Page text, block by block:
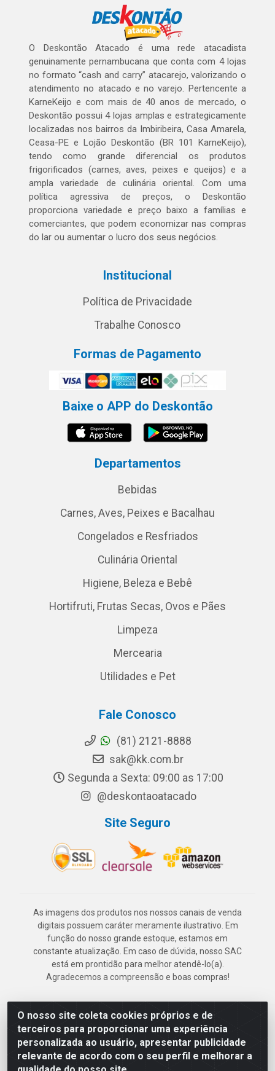
O nosso site coleta cookies próprios e de
terceiros para proporcionar uma experiência
personalizada ao usuário, apresentar publicidade
relevante de acordo com o seu perfil e melhorar a
O Deskontão Atacado é uma rede atacadista
genuinamente pernambucana que conta com 4 lojas
no formato “cash and carry” atacarejo, valorizando o
atendimento no atacado e no varejo. Pertencente a
KarneKeijo e com mais de 40 anos de mercado, o
Deskontão possui 4 lojas amplas e estrategicamente
localizadas nos bairros da Imbiribeira, Casa Amarela,
Ceasa-PE e Lojão Deskontão (BR 101 KarneKeijo),
tendo como grande diferencial os produtos
frigorificados (carnes, aves, peixes e queijos) e a
ampla variedade de culinária oriental. Com uma
política agressiva de preços, o Deskontão
proporciona variedade e preço baixo a famílias e
comerciantes, que podem economizar nas compras
do lar ou aumentar o lucro dos seus negócios.
Institucional
Política de Privacidade
Trabalhe Conosco
Formas de Pagamento
Baixe o APP do Deskontão
Departamentos
Bebidas
Carnes, Aves, Peixes e Bacalhau
Congelados e Resfriados
Culinária Oriental
Higiene, Beleza e Bebê
Hortifruti, Frutas Secas, Ovos e Pães
Limpeza
Mercearia
Utilidades e Pet
Fale Conosco
(81) 2121-8888
sak@kk.com.br
Segunda a Sexta: 09:00 as 17:00
@deskontaoatacado
Site Seguro
As imagens dos produtos nos nossos canais de venda
digitais possuem caráter meramente ilustrativo. Em
função do nosso grande estoque, estamos em
constante atualização. Em caso de dúvida, nosso SAC
está em prontidão para melhor atendê-lo(a).
Agradecemos a compreensão e boas compras!
Deskontão Atacado - Av. Marechal Mascarenhas de Morais, 2471 -
Imbiribeira - Recife/PE - CEP 51.150-001 - CNPJ 24.150.377/0003-
57